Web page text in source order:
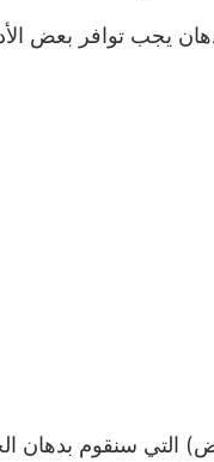
يجب توافر بعض
التي سنقوم بدهان